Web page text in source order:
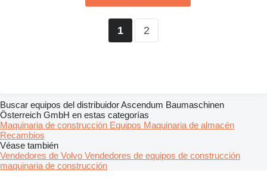
1 2
Buscar equipos del distribuidor Ascendum Baumaschinen
Österreich GmbH en estas categorías
Maquinaria de construcción Equipos Maquinaria de almacén
Recambios
Véase también
Vendedores de Volvo Vendedores de equipos de construcción
maquinaria de construcción